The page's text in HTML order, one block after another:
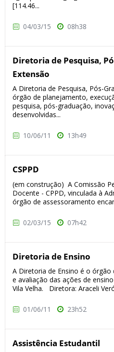
[114.46...
04/03/15 08h38
Diretoria de Pesquisa,
Extensão
A Diretoria de Pesquisa, Pós-
órgão de planejamento,
pesquisa, pós-graduação,
desenvolvidas...
10/06/11 13h49
CSPPD
(em construção) A Comissão
Docente - CPPD, vinculada à
órgão de assessoramento
02/03/15 07h42
Diretoria de Ensino
A Diretoria de Ensino é o
e avaliação das ações de
Vila Velha. Diretora: Araceli
01/06/11 23h52
Assistência Estudantil